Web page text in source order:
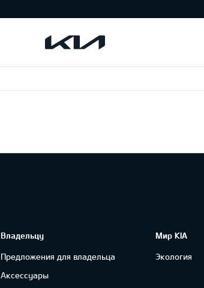
Владельцу
Предложения для владельца
Аксессуары
Мир KIA
Экология